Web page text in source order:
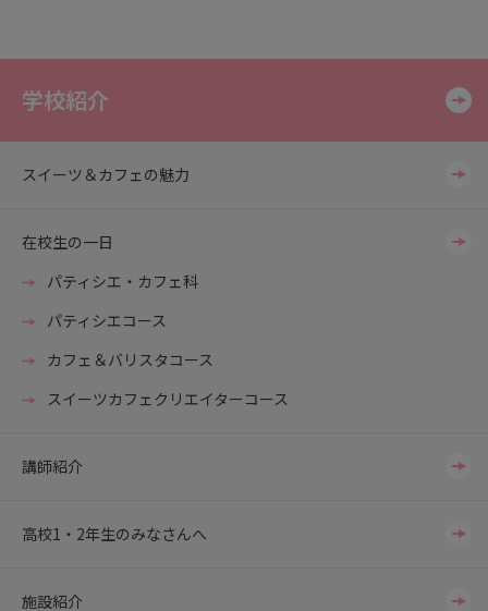
学校紹介
スイーツ＆カフェの魅力
在校生の一日
パティシエ・カフェ科
パティシエコース
カフェ＆バリスタコース
スイーツカフェクリエイターコース
講師紹介
高校1・2年生のみなさんへ
施設紹介